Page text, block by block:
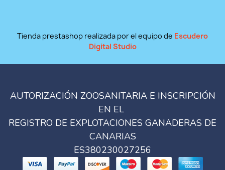
Tienda prestashop realizada por el equipo de Escudero
Digital Studio
AUTORIZACIÓN ZOOSANITARIA E INSCRIPCIÓN
EN EL
REGISTRO DE EXPLOTACIONES GANADERAS DE
CANARIAS
ES380230027256